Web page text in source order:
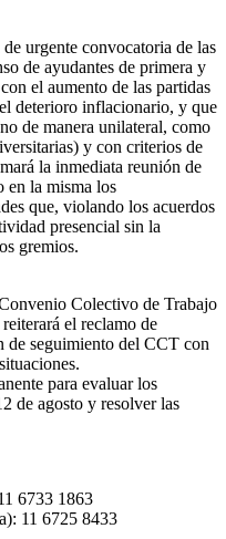
urgente convocatoria de las
de ayudantes de primera y
el aumento de las partidas
deterioro inflacionario, y que
de manera unilateral, como
y con criterios de
la inmediata reunión de
en la misma los
que, violando los acuerdos
presencial sin la
gremios.
Colectivo de Trabajo
el reclamo de
de seguimiento del CCT con
para evaluar los
de agosto y resolver las
6733 1863
11 6725 8433